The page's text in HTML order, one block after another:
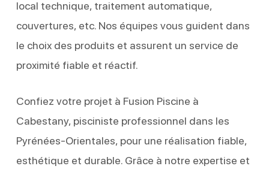
local technique, traitement automatique,
couvertures, etc. Nos équipes vous guident dans
le choix des produits et assurent un service de
proximité fiable et réactif.
Confiez votre projet à Fusion Piscine à
Cabestany, pisciniste professionnel dans les
Pyrénées-Orientales, pour une réalisation fiable,
esthétique et durable. Grâce à notre expertise et